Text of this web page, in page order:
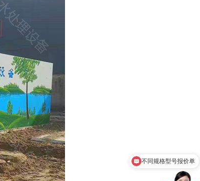
1吨-2000吨报价